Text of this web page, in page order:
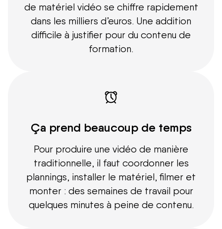
de matériel vidéo se chiffre rapidement
dans les milliers d’euros. Une addition
difficile à justifier pour du contenu de
formation.
Ça prend beaucoup de temps
Pour produire une vidéo de manière
traditionnelle, il faut coordonner les
plannings, installer le matériel, filmer et
monter : des semaines de travail pour
quelques minutes à peine de contenu.